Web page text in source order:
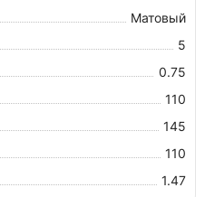
Матовый
5
0.75
110
145
110
1.47